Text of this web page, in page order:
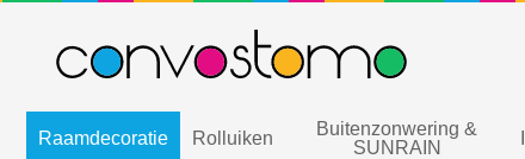
Raamdecoratie Rolluiken
Buitenzonwering &
SUNRAIN